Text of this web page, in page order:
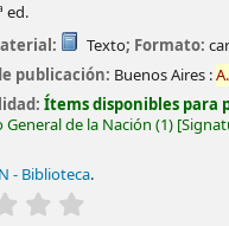
ed.
Texto; Formato:
publicación: Buenos Aires :A.
Ítems disponibles para
General de la Nación (1)
- Biblioteca.